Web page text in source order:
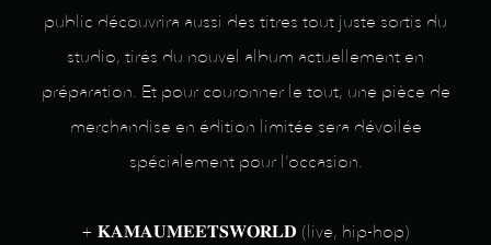
public découvrira aussi des titres tout juste sortis du
studio, tirés du nouvel album actuellement en
préparation. Et pour couronner le tout, une pièce de
merchandise en édition limitée sera dévoilée
spécialement pour l’occasion.
+ 𝐊𝐀𝐌𝐀𝐔𝐌𝐄𝐄𝐓𝐒𝐖𝐎𝐑𝐋𝐃 (live, hip-hop)